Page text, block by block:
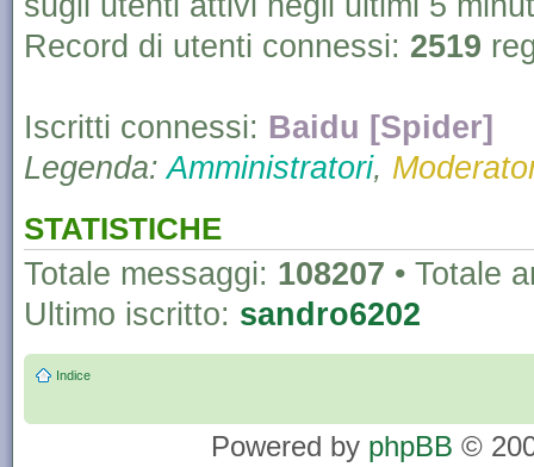
Record di utenti connessi: 2519
Iscritti connessi: Baidu [Spider]
Legenda:Amministratori,
STATISTICHE
Totale messaggi: 108207 • Totale
Ultimo iscritto: sandro6202
Indice
Powered by phpBB ©